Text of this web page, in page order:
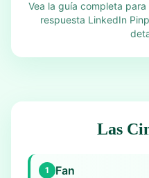
Vea la guía completa
respuesta LinkedIn
Las
1 Fan